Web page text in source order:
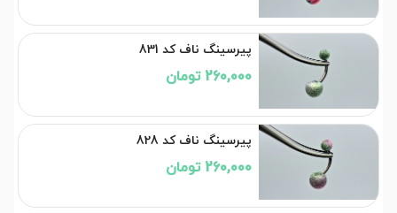
پیرسینگ ناف کد 831
260,000 تومان
پیرسینگ ناف کد 828
260,000 تومان